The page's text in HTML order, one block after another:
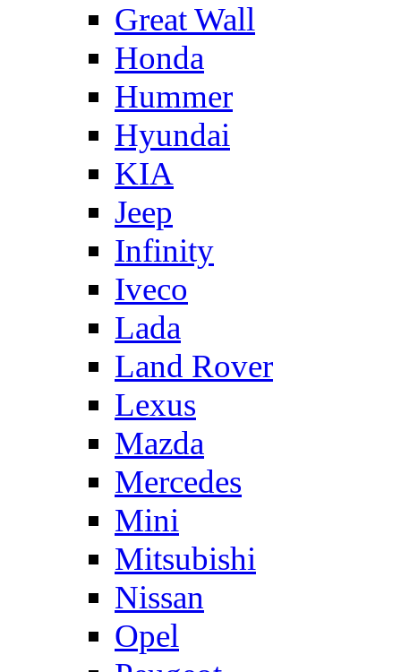
Great Wall
Honda
Hummer
Hyundai
KIA
Jeep
Infinity
Iveco
Lada
Land Rover
Lexus
Mazda
Mercedes
Mini
Mitsubishi
Nissan
Opel